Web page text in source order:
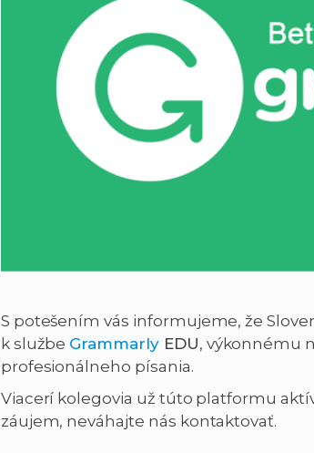
S potešením vás informujeme, že
k službe GrammarlyEDU, výkonnému
profesionálneho písania.
Viacerí kolegovia už túto platformu
záujem, neváhajte nás kontaktovať.